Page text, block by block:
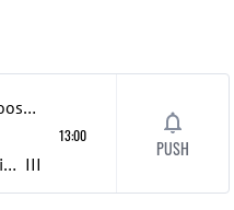
SpG Hirschhorn 1/SV Moosbrunn 1
SpG Mühlhausen 3/Rettigheim 3 III
13:00
PUSH